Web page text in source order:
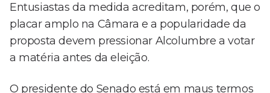
Entusiastas da medida acreditam, porém, que o
placar amplo na Câmara e a popularidade da
proposta devem pressionar Alcolumbre a votar
a matéria antes da eleição.
O presidente do Senado está em maus termos